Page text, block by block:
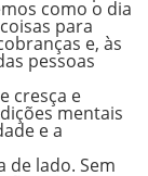
como o dia
para
e, às
pessoas
cresça e
mentais
e a
de lado. Sem